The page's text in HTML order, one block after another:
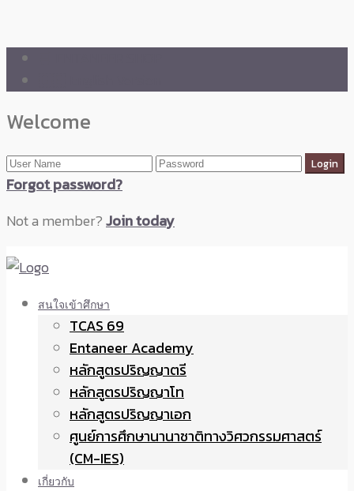
Welcome
Forgot password?
Not a member?Join today
สนใจเข้าศึกษา
TCAS 69
Entaneer Academy
หลักสูตรปริญญาตรี
หลักสูตรปริญญาโท
หลักสูตรปริญญาเอก
ศูนย์การศึกษานานาชาติทางวิศวกรรมศาสตร์
(CM-IES)
เกี่ยวกับ